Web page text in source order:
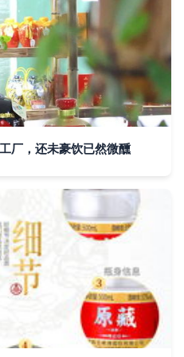
厂，还未豪饮已然微醺